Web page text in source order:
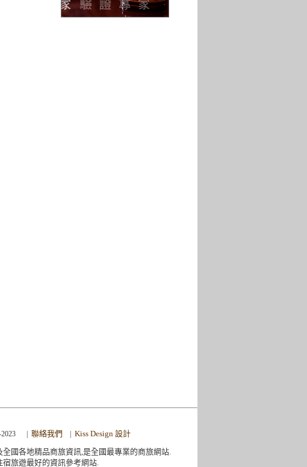
聯絡我們
Kiss Design 設計
國各地精品商旅資訊,是全國最專業的商旅網站.
旅遊最好的資訊參考網站.